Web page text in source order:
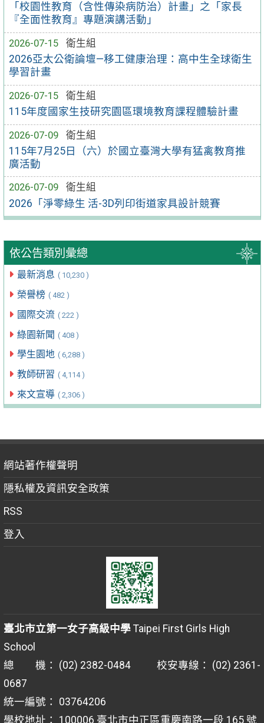
「校園性教育（含性傳染病防治）計畫」之「家長
『全面性教育』專題演講活動」
2026-07-15
衛生組
2026亞太公衛論壇—移工健康治理：高中生全球衛生
學習計畫
2026-07-15
衛生組
115年度國家生技研究園區環境教育課程體驗計畫
2026-07-09
衛生組
115年7月25日（六）於國立臺灣大學有猛禽教育推
廣活動
2026-07-09
衛生組
2026「淨零綠生 活-3D列印街道家具設計競賽
依公告類別彙總
最新消息 ( 10,230 )
榮譽榜 ( 482 )
國際交流 ( 222 )
綠園新聞 ( 408 )
學生園地 ( 6,288 )
教師研習 ( 4,114 )
來文宣導 ( 2,306 )
網站著作權聲明
隱私權及資訊安全政策
RSS
登入
臺北市立第一女子高級中學Taipei First Girls High
School
總 機： (02) 2382-0484 校安專線： (02) 2361-
0687
統一編號： 03764206
學校地址： 100006 臺北市中正區重慶南路一段 165 號